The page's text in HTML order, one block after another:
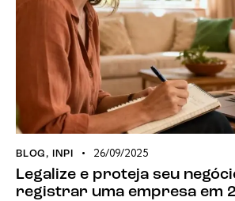
BLOG , INPI 26/09/2025
Legalize e proteja seu
registrar uma empresa em